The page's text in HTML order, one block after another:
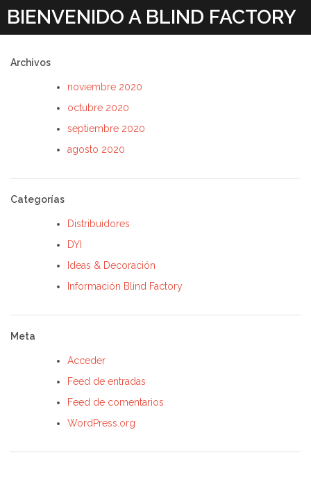
content
BIENVENIDO A BLIND FACTORY
Archivos
noviembre 2020
octubre 2020
septiembre 2020
agosto 2020
Categorías
Distribuidores
DYI
Ideas & Decoración
Información Blind Factory
Meta
Acceder
Feed de entradas
Feed de comentarios
WordPress.org